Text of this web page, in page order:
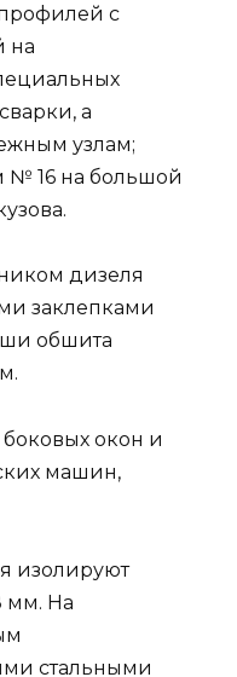
с
на
а
узлам;
№ 16 на большой
дизеля
заклепками
обшита
окон и
машин,
изолируют
мм. На
стальными